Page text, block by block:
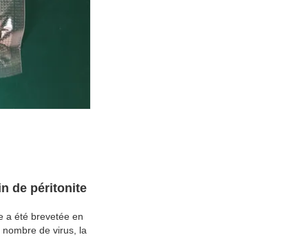
de péritonite
a été brevetée en
de virus, la